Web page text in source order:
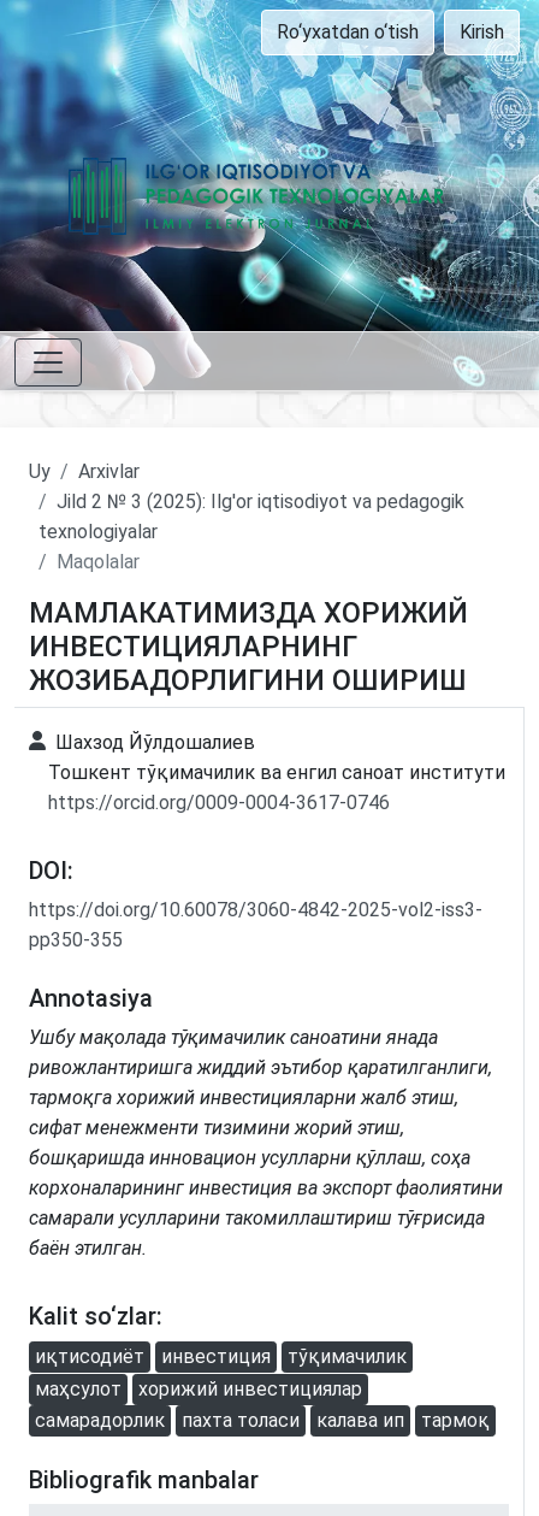
Ro‘yxatdan o‘tish Kirish
Uy
Arxivlar
Jild 2 № 3 (2025): Ilg'or iqtisodiyot va pedagogik
texnologiyalar
Maqolalar
МАМЛАКАТИМИЗДА ХОРИЖИЙ
ИНВЕСТИЦИЯЛАРНИНГ
ЖОЗИБАДОРЛИГИНИ ОШИРИШ
Шахзод Йўлдошалиев
Тошкент тўқимачилик ва енгил саноат институти
https://orcid.org/0009-0004-3617-0746
DOI:
https://doi.org/10.60078/3060-4842-2025-vol2-iss3-
pp350-355
Annotasiya
Ушбу мақолада тўқимачилик саноатини янада
ривожлантиришга жиддий эътибор қаратилганлиги,
тармоқга хорижий инвестицияларни жалб этиш,
сифат менежменти тизимини жорий этиш,
бошқаришда инновацион усулларни қўллаш, соҳа
корхоналарининг инвестиция ва экспорт фаолиятини
самарали усулларини такомиллаштириш тўғрисида
баён этилган.
Kalit so‘zlar:
иқтисодиёт инвестиция
тўқимачилик
маҳсулот
хорижий инвестициялар
самарадорлик
пахта толаси калава ип тармоқ
Bibliografik manbalar